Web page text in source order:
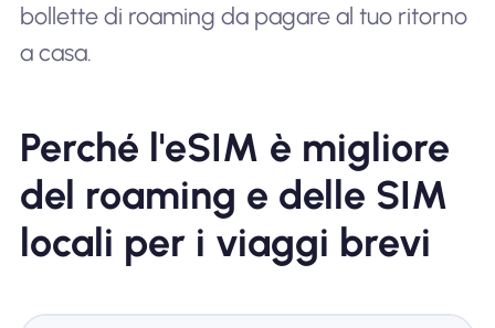
bollette di roaming da pagare al tuo ritorno
a casa.
Perché l'eSIM è migliore
del roaming e delle SIM
locali per i viaggi brevi